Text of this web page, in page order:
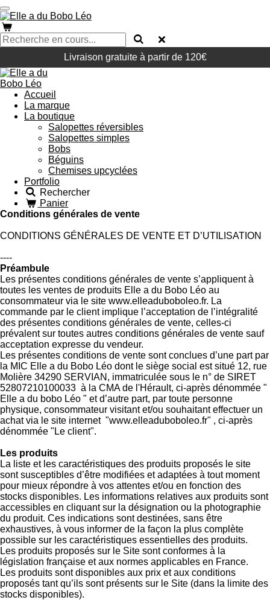
Passer
au
contenu
principal
Livraison gratuite à partir de 120€
Accueil
La marque
La boutique
Salopettes réversibles
Salopettes simples
Bobs
Béguins
Chemises upcyclées
Portfolio
Rechercher
Panier
Conditions générales de vente
CONDITIONS GÉNÉRALES DE VENTE ET D’UTILISATION
----
Préambule
Les présentes conditions générales de vente s’appliquent à
toutes les ventes de produits Elle a du Bobo Léo au
consommateur via le site www.elleaduboboleo.fr. La
commande par le client implique l’acceptation de l’intégralité
des présentes conditions générales de vente, celles-ci
prévalent sur toutes autres conditions générales de vente sauf
acceptation expresse du vendeur.
Les présentes conditions de vente sont conclues d’une part par
la MIC Elle a du Bobo Léo dont le siège social est situé 12, rue
Molière 34290 SERVIAN, immatriculée sous le n° de SIRET
52807210100033 à la CMA de l'Hérault, ci-après dénommée "
Elle a du bobo Léo " et d’autre part, par toute personne
physique, consommateur visitant et/ou souhaitant effectuer un
achat via le site internet "www.elleaduboboleo.fr" , ci-après
dénommée "Le client".
Les produits
La liste et les caractéristiques des produits proposés le site
sont susceptibles d’être modifiées et adaptées à tout moment
pour mieux répondre à vos attentes et/ou en fonction des
stocks disponibles. Les informations relatives aux produits sont
accessibles en cliquant sur la désignation ou la photographie
du produit. Ces indications sont destinées, sans être
exhaustives, à vous informer de la façon la plus complète
possible sur les caractéristiques essentielles des produits.
Les produits proposés sur le Site sont conformes à la
législation française et aux normes applicables en France.
Les produits sont disponibles aux prix et aux conditions
proposés tant qu’ils sont présents sur le Site (dans la limite des
stocks disponibles).